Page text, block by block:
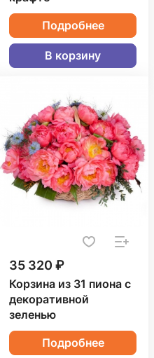
Подробнее
В корзину
35 320 ₽
Корзина из 31 пиона с
декоративной
зеленью
Подробнее